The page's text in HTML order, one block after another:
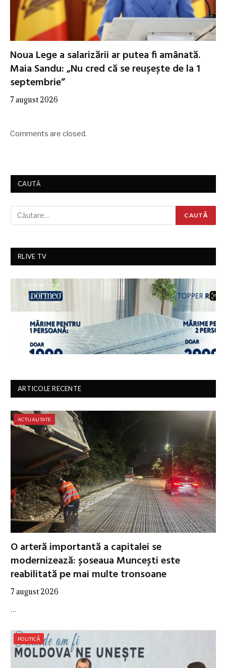
Noua Lege a salarizării ar putea fi amânată.
Maia Sandu: „Nu cred că se reușește de la 1
septembrie”
7 august 2026
Comments are closed.
CAUTĂ
RLIVE TV
ARTICOLE RECENTE
ACTUALITATE
O arteră importantă a capitalei se
modernizează: șoseaua Muncești este
reabilitată pe mai multe tronsoane
7 august 2026
…
POLITICĂ